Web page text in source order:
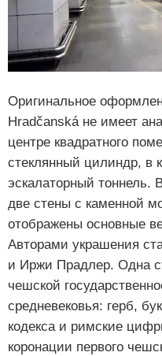
Оригинальное
Hradčanská не имеет
центре квадратного
стеклянный цилиндр, в
эскалаторный тоннель.
две стены с каменной
отображены основные
Авторами украшения
и Иржи Прадлер. Одна
чешской
средневековья: герб,
кодекса и римские
коронации первого